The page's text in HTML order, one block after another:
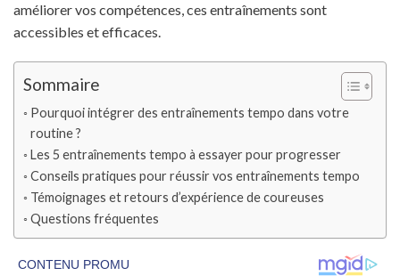
améliorer vos compétences, ces entraînements sont
accessibles et efficaces.
Sommaire
Pourquoi intégrer des entraînements tempo dans votre
routine ?
Les 5 entraînements tempo à essayer pour progresser
Conseils pratiques pour réussir vos entraînements tempo
Témoignages et retours d’expérience de coureuses
Questions fréquentes